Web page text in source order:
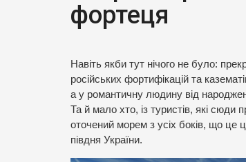
фортеця
Навіть якби тут нічого не було:
російських фортифікацій та
а у романтичну людину від
Та й мало хто, із туристів, які
оточений морем з усіх боків, що це
півдня України.